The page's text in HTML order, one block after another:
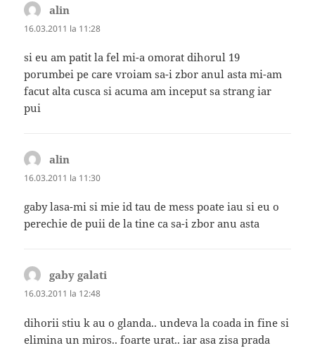
alin
16.03.2011 la 11:28
si eu am patit la fel mi-a omorat dihorul 19
porumbei pe care vroiam sa-i zbor anul asta mi-am
facut alta cusca si acuma am inceput sa strang iar
pui
alin
16.03.2011 la 11:30
gaby lasa-mi si mie id tau de mess poate iau si eu o
perechie de puii de la tine ca sa-i zbor anu asta
gaby galati
16.03.2011 la 12:48
dihorii stiu k au o glanda.. undeva la coada in fine si
elimina un miros.. foarte urat.. iar asa zisa prada